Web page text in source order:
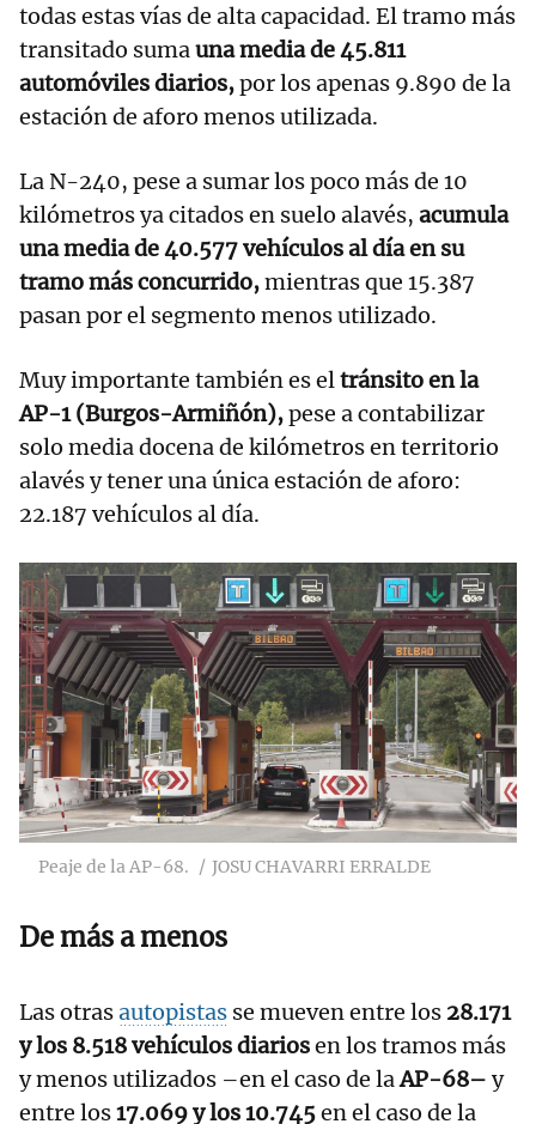
todas estas vías de alta capacidad. El tramo más
transitado sumauna media de 45.811
automóviles diarios,por los apenas 9.890 de la
estación de aforo menos utilizada.
La N-240, pese a sumar los poco más de 10
kilómetros ya citados en suelo alavés, acumula
una media de 40.577 vehículos al día en su
tramo más concurrido,mientras que 15.387
pasan por el segmento menos utilizado.
Muy importante también es eltránsito en la
AP-1 (Burgos-Armiñón),pese a contabilizar
solo media docena de kilómetros en territorio
alavés y tener una única estación de aforo:
22.187 vehículos al día.
Peaje de la AP-68. JOSU CHAVARRI ERRALDE
De más a menos
Las otrasautopistas se mueven entre los 28.171
y los 8.518 vehículos diariosen los tramos más
y menos utilizados –en el caso de laAP-68– y
entre los17.069 y los 10.745en el caso de la